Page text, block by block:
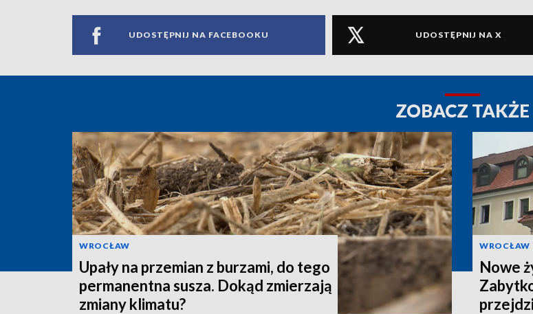
UDOSTĘPNIJ NA FACEBOOKU UDOSTĘPNIJ NA X
ZOBACZ TAKŻE
WROCŁAW
Upały na przemian z burzami, do tego
permanentna susza. Dokąd zmierzają
zmiany klimatu?
WROCŁAW
Nowe